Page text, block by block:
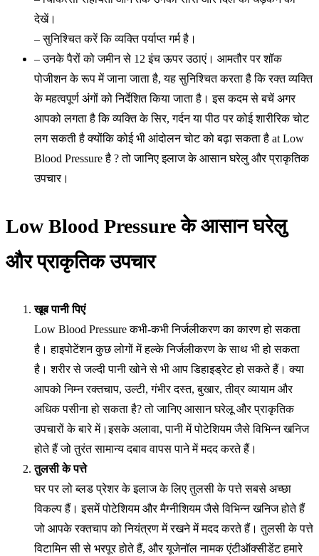
देखें।
– सुनिश्चित करें कि व्यक्ति पर्याप्त गर्म है।
– उनके पैरों को जमीन से 12 इंच ऊपर उठाएं। आमतौर पर शॉक
पोजीशन के रूप में जाना जाता है, यह सुनिश्चित करता है कि रक्त व्यक्ति
के महत्वपूर्ण अंगों को निर्देशित किया जाता है। इस कदम से बचें अगर
आपको लगता है कि व्यक्ति के सिर, गर्दन या पीठ पर कोई शारीरिक चोट
लग सकती है क्योंकि कोई भी आंदोलन चोट को बढ़ा सकता है at Low
Blood Pressure है ? तो जानिए इलाज के आसान घरेलु और प्राकृतिक
उपचार।
Low Blood Pressureके आसान घरेलु
और प्राकृतिक उपचार
खूब पानी पिएं
Low Blood Pressure कभी-कभी निर्जलीकरण का कारण हो सकता
है। हाइपोटेंशन कुछ लोगों में हल्के निर्जलीकरण के साथ भी हो सकता
है। शरीर से जल्दी पानी खोने से भी आप डिहाइड्रेट हो सकते हैं। क्या
आपको निम्न रक्तचाप, उल्टी, गंभीर दस्त, बुखार, तीव्र व्यायाम और
अधिक पसीना हो सकता है? तो जानिए आसान घरेलू और प्राकृतिक
उपचारों के बारे में।इसके अलावा, पानी में पोटेशियम जैसे विभिन्न खनिज
होते हैं जो तुरंत सामान्य दबाव वापस पाने में मदद करते हैं।
तुलसी के पत्ते
घर पर लो ब्लड प्रेशर के इलाज के लिए तुलसी के पत्ते सबसे अच्छा
विकल्प हैं। इसमें पोटेशियम और मैग्नीशियम जैसे विभिन्न खनिज होते हैं
जो आपके रक्तचाप को नियंत्रण में रखने में मदद करते हैं। तुलसी के पत्ते
विटामिन सी से भरपूर होते हैं, और यूजेनॉल नामक एंटीऑक्सीडेंट हमारे